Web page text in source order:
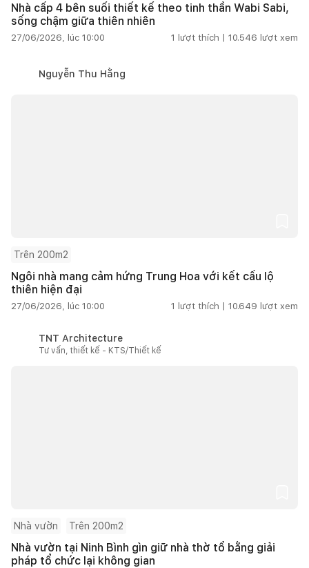
Nhà cấp 4 bên suối thiết kế theo tinh thần Wabi Sabi,
sống chậm giữa thiên nhiên
27/06/2026, lúc 10:00 1 lượt thích | 10.546 lượt xem
Nguyễn Thu Hằng
Trên 200m2
Ngôi nhà mang cảm hứng Trung Hoa với kết cấu lộ
thiên hiện đại
27/06/2026, lúc 10:00 1 lượt thích | 10.649 lượt xem
TNT Architecture
Tư vấn, thiết kế - KTS/Thiết kế
Nhà vườn Trên 200m2
Nhà vườn tại Ninh Bình gìn giữ nhà thờ tổ bằng giải
pháp tổ chức lại không gian